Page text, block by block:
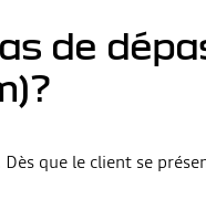
de
que le client se